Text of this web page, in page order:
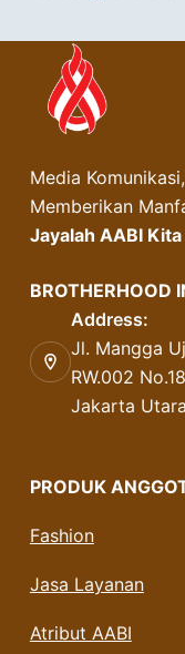
Media
Memberikan
Jayalah AABI Kita
BROTHERHOOD
Address:
Jl. Mangga
RW.002
Jakarta Utara
PRODUK
Fashion
Jasa Layanan
Atribut AABI